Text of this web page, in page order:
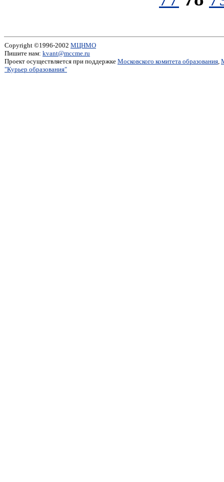
Copyright ©1996-2002 МЦНМО
Пишите нам: kvant@mccme.ru
Проект осуществляется при поддержке Московского комитета образования,
"Курьер образования"